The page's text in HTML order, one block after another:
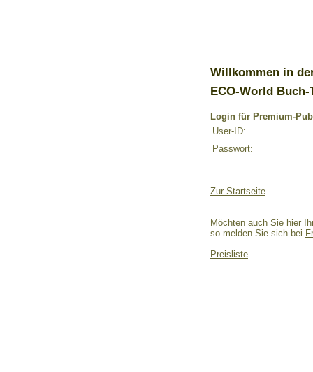
Willkommen in
ECO-World Buch-
Login für Premium-
User-ID:
Passwort:
Zur Startseite
Möchten auch Sie hier
so melden Sie sich bei
Preisliste